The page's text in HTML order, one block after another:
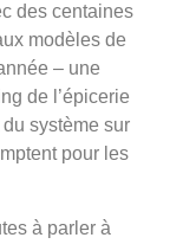
des centaines
modèles de
– une
de l’épicerie
système sur
pour les
à parler à